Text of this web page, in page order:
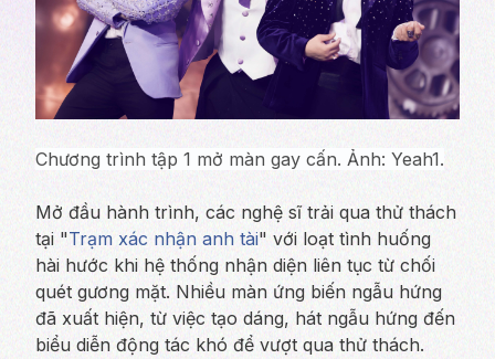
Chương trình tập 1 mở màn gay cấn. Ảnh: Yeah1.
Mở đầu hành trình, các nghệ sĩ trải qua thử thách
tại "Trạm xác nhận anh tài" với loạt tình huống
hài hước khi hệ thống nhận diện liên tục từ chối
quét gương mặt. Nhiều màn ứng biến ngẫu hứng
đã xuất hiện, từ việc tạo dáng, hát ngẫu hứng đến
biểu diễn động tác khó để vượt qua thử thách.